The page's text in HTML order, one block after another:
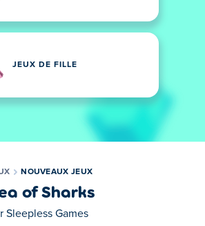
JEUX DE FILLE
NOUVEAUX JEUX
of Sharks
Sleepless Games